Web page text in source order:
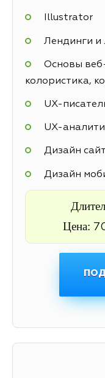
Illustrator
Лендинги и
Основы
колористика,
UX-
UX-
Дизайн
Дизайн
Цена: